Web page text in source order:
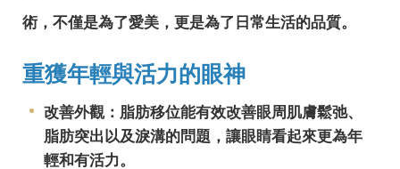
術，不僅是為了愛美，更是為了日常生活的品質。
重獲年輕與活力的眼神
改善外觀：脂肪移位能有效改善眼周肌膚鬆弛、
脂肪突出以及淚溝的問題，讓眼睛看起來更為年
輕和有活力。